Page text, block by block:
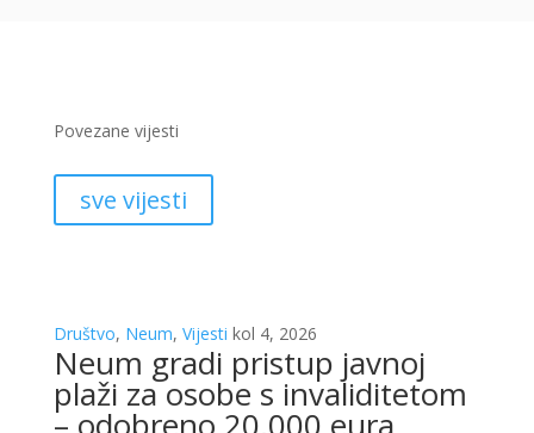
Povezane vijesti
sve vijesti
Društvo, Neum, Vijesti kol 4, 2026
Neum gradi pristup javnoj
plaži za osobe s invaliditetom